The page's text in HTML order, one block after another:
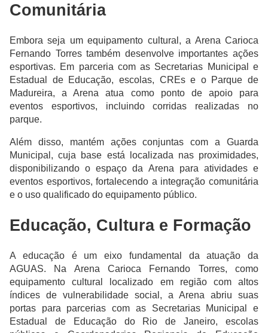
Comunitária
Embora seja um equipamento cultural, a Arena Carioca
Fernando Torres também desenvolve importantes ações
esportivas. Em parceria com as Secretarias Municipal e
Estadual de Educação, escolas, CREs e o Parque de
Madureira, a Arena atua como ponto de apoio para
eventos esportivos, incluindo corridas realizadas no
parque.
Além disso, mantém ações conjuntas com a Guarda
Municipal, cuja base está localizada nas proximidades,
disponibilizando o espaço da Arena para atividades e
eventos esportivos, fortalecendo a integração comunitária
e o uso qualificado do equipamento público.
Educação, Cultura e Formação
A educação é um eixo fundamental da atuação da
AGUAS. Na Arena Carioca Fernando Torres, como
equipamento cultural localizado em região com altos
índices de vulnerabilidade social, a Arena abriu suas
portas para parcerias com as Secretarias Municipal e
Estadual de Educação do Rio de Janeiro, escolas